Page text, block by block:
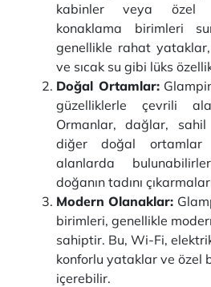
kabinler veya özel
konaklama birimleri
genellikle rahat
ve sıcak su gibi lüks
Doğal Ortamlar:
güzelliklerle çevrili
Ormanlar, dağlar,
diğer doğal
alanlarda
doğanın tadını
Modern Olanaklar:
birimleri, genellikle
sahiptir. Bu, Wi-Fi,
konforlu yataklar ve özel
içerebilir.